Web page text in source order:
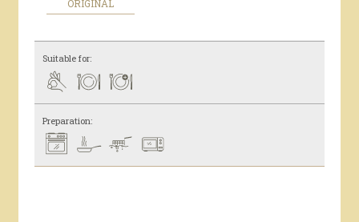
ORIGINAL
Suitable for:
Preparation: